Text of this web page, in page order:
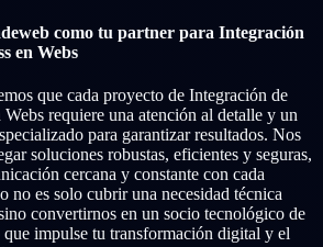
como tu partner para Integración
en Webs
que cada proyecto de Integración de
requiere una atención al detalle y un
para garantizar resultados. Nos
soluciones robustas, eficientes y seguras,
cercana y constante con cada
no es solo cubrir una necesidad técnica
convertirnos en un socio tecnológico de
impulse tu transformación digital y el